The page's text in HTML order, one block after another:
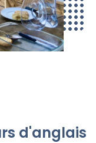
d'anglais